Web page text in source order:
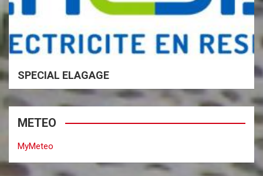
SPECIAL ELAGAGE
METEO
MyMeteo